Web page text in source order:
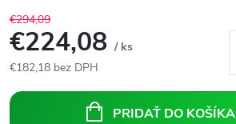
€294,09
€224,08 / ks
€182,18 bez DPH
cena:
PRIDAŤ DO KOŠÍKA